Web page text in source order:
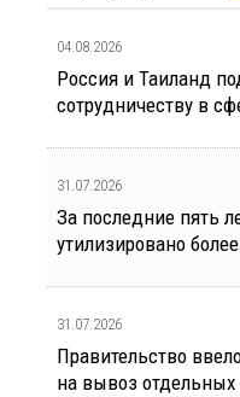
04.08.2026
Россия и Таиланд
сотрудничеству в
31.07.2026
За последние пять
утилизировано
31.07.2026
Правительство
на вывоз